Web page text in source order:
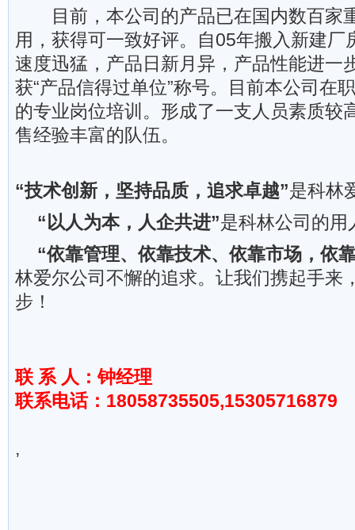
目前，本公司的产品已在国内数百家
用，获得可一致好评。自05年搬入新建厂
速度迅猛，产品日新月异，产品性能进一
获“产品信得过单位”称号。目前本公司在
的专业岗位培训。形成了一支人员素质较
售经验丰富的队伍。
“技术创新，坚持品质，追求卓越”是科林
“以人为本，人企共进”是科林公司的用
“依靠管理、依靠技术、依靠市场，依
林爱尔公司不懈的追求。让我们携起手来
步！
联 系 人：钟经理
联系电话：18058735505,15305716879
,